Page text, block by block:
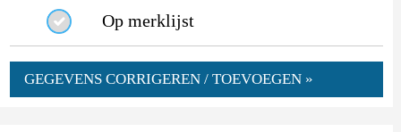
Op merklijst
GEGEVENS CORRIGEREN / TOEVOEGEN »